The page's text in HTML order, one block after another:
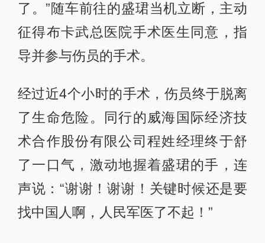
了。”随车前往的盛珺当机立断，主动
征得布卡武总医院手术医生同意，指
导并参与伤员的手术。
经过近4个小时的手术，伤员终于脱离
了生命危险。同行的威海国际经济技
术合作股份有限公司程姓经理终于舒
了一口气，激动地握着盛珺的手，连
声说：“谢谢！谢谢！关键时候还是要
找中国人啊，人民军医了不起！”